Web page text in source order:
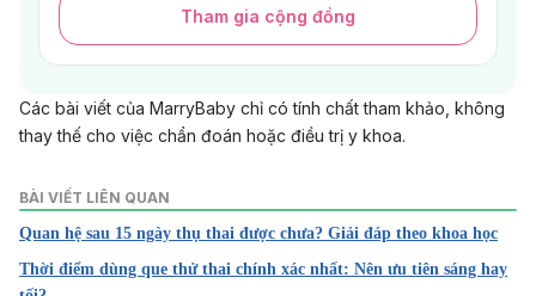
Tham gia cộng đồng
Các bài viết của MarryBaby chỉ có tính chất tham khảo, không
thay thế cho việc chẩn đoán hoặc điều trị y khoa.
BÀI VIẾT LIÊN QUAN
Quan hệ sau 15 ngày thụ thai được chưa? Giải đáp theo khoa học
Thời điểm dùng que thử thai chính xác nhất: Nên ưu tiên sáng hay